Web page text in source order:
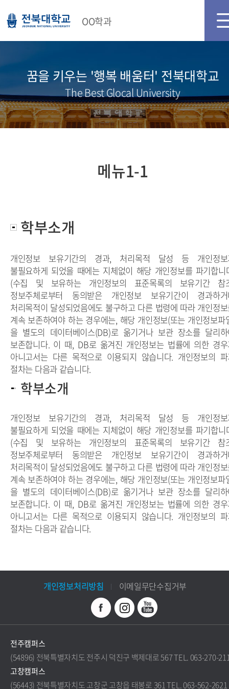
OO학과
꿈을 키우는 '행복 배움터' 전북대학교
The Best Glocal University
메뉴1-1
학부소개
개인정보 보유기간의 경과, 처리목적 달성 등 개인정보
불필요하게 되었을 때에는 지체없이 해당 개인정보를 파기합니
(수집 및 보유하는 개인정보의 표준목록의 보유기간 참
정보주체로부터 동의받은 개인정보 보유기간이 경과하거
처리목적이 달성되었음에도 불구하고 다른 법령에 따라 개인정
계속 보존하여야 하는 경우에는, 해당 개인정보(또는 개인정보파
을 별도의 데이터베이스(DB)로 옮기거나 보관 장소를 달리
보존합니다. 이 때, DB로 옮겨진 개인정보는 법률에 의한 경
아니고서는 다른 목적으로 이용되지 않습니다. 개인정보의
절차는 다음과 같습니다.
학부소개
개인정보 보유기간의 경과, 처리목적 달성 등 개인정보
불필요하게 되었을 때에는 지체없이 해당 개인정보를 파기합니
(수집 및 보유하는 개인정보의 표준목록의 보유기간 참
정보주체로부터 동의받은 개인정보 보유기간이 경과하거
처리목적이 달성되었음에도 불구하고 다른 법령에 따라 개인정
계속 보존하여야 하는 경우에는, 해당 개인정보(또는 개인정보파
을 별도의 데이터베이스(DB)로 옮기거나 보관 장소를 달리
보존합니다. 이 때, DB로 옮겨진 개인정보는 법률에 의한 경
아니고서는 다른 목적으로 이용되지 않습니다. 개인정보의
절차는 다음과 같습니다.
개인정보처리방침 이메일무단수집거부
전주캠퍼스
(54896) 전북특별자치도 전주시 덕진구 백제대로 567 TEL. 063-270-
고창캠퍼스
(56443) 전북특별자치도 고창군 고창읍 태봉로 361 TEL. 063-562-2621